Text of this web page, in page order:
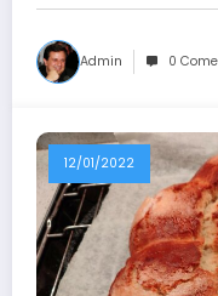
Admin 0
12/01/2022